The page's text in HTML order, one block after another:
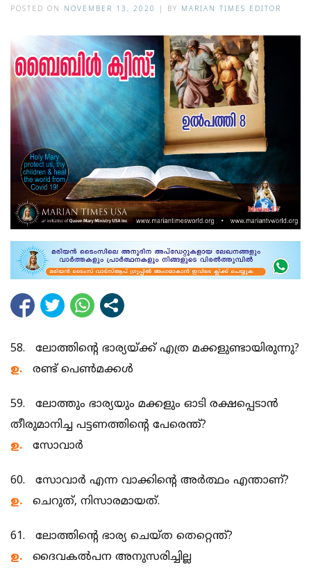
POSTED ON NOVEMBER 13, 2020 BY MARIAN TIMES EDITOR
58. ലോത്തിന്റെ ഭാര്യയ്ക്ക് എത്ര മക്കളുണ്ടായിരുന്നു?
ഉ.
രണ്ട് പെണ്‍മക്കള്‍
59. ലോത്തും ഭാര്യയും മക്കളും ഓടി രക്ഷപ്പെടാന്‍
തീരുമാനിച്ച പട്ടണത്തിന്റെ പേരെന്ത്?
ഉ.
സോവാര്‍
60. സോവാര്‍ എന്ന വാക്കിന്റെ അര്‍ത്ഥം എന്താണ്?
ഉ.
ചെറുത്, നിസാരമായത്.
61. ലോത്തിന്റെ ഭാര്യ ചെയ്ത തെറ്റെന്ത്?
ഉ.
ദൈവകല്‍പന അനുസരിച്ചില്ല